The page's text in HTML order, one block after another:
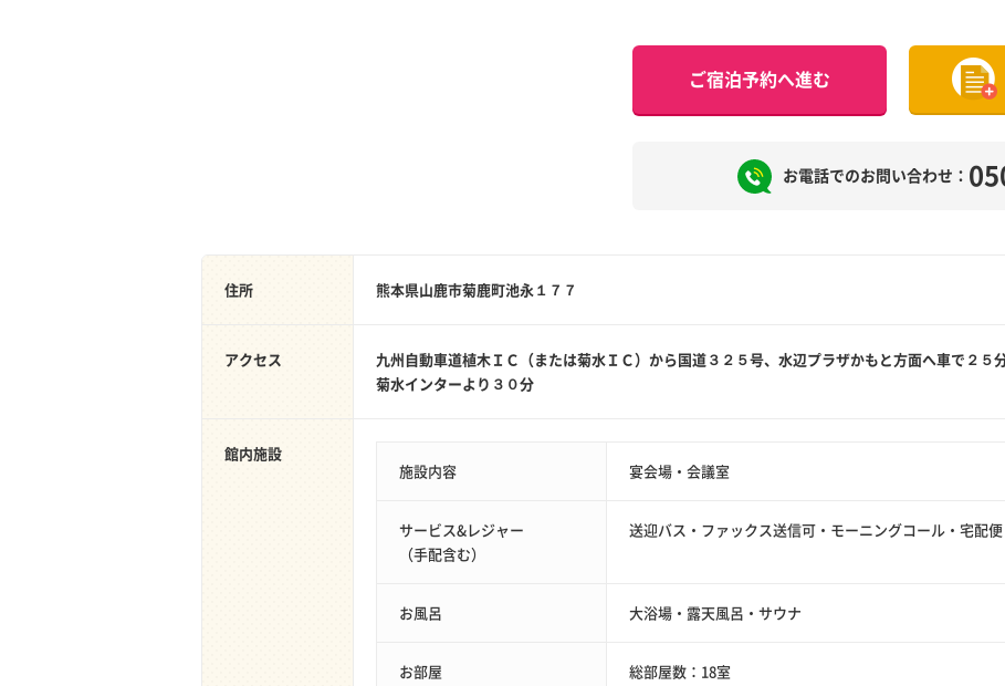
ご宿泊予約へ進む
お電話でのお問い合わせ：
住所 熊本県山鹿市菊鹿町池永１７７
アクセス
九州自動車道植木ＩＣ（または菊水ＩＣ）から国道３２５号、水辺プラザかもと方面へ車で２５
菊水インターより３０分
館内施設
施設内容
宴会場・会議室
サービス&レジャー
（手配含む）
送迎バス・ファックス送信可・モーニングコール・宅配便
お風呂 大浴場・露天風呂・サウナ
お部屋 総部屋数：18室